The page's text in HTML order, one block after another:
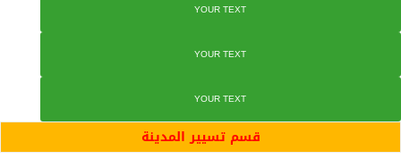
YOUR TEXT
YOUR TEXT
YOUR TEXT
قسم تسيير المدينة